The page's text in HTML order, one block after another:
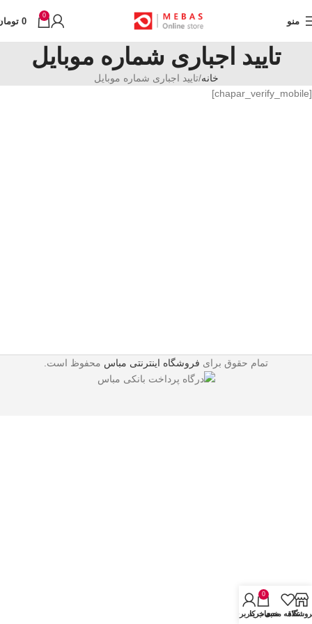
منو
0
0
تایید اجباری شماره موبایل
خانه تایید اجباری شماره موبایل
[chapar_verify_mobile]
تمام حقوق برای فروشگاه اینترنتی مباس محفوظ است.
علاقه مندی
0
سبد خرید
حساب کاربری من